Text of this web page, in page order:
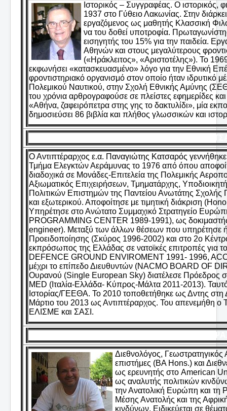
Ιστορικός – Συγγραφέας. Ο ιστορικός,
1937 στο Γύθειο Λακωνίας. Στην
εργαζόμενος ως μαθητής Κλασσική
να του δοθεί υποτροφία.
εισηγητής του 15% για την παιδεία.
Αθηνών και στους μεγαλύτερους
(«Ηράκλειτος», «Αριστοτέλης»). Το
εκφωνήσει «κατασκευασμένο» λόγο για την Εθνική
φροντιστηριακό οργανισμό στον οποίο ήταν
Πολεμικού Ναυτικού, στην Σχολή Εθνικής Αμύνης
του χρόνια αρθρογραφούσε σε πλείστες εφημερίδες
«Αθήνα, ζαφειρόπετρα στης γης το δακτυλίδι», μία
δημοσιεύσει 86 βιβλία και πλήθος γλωσσικών και
Ο Αντιπτέραρχος ε.α. Παναγιώτης Κατσαρός
Τμήμα Ελεγκτών Αεράμυνας το 1976 από όπου
διαδοχικά σε Μονάδες-Επιτελεία της Πολεμικής
Αξιωματικός Επιχειρήσεων, Τμηματάρχης,
Πολιτικών Επιστημών της Παντείου Ανωτάτης
και εξωτερικού. Αποφοίτησε με τιμητική διάκριση
Υπηρέτησε στο Ανώτατο Συμμαχικό Στρατηγείο
PROGRAMMING CENTER 1989-1991), ως
engineer). Μεταξύ των άλλων θέσεων που υπηρέτησε
Προειδοποίησης (Σκύρος 1996-2002) και στο 2ο
εκπρόσωπος της Ελλάδας σε νατοϊκές επιτροπές
DEFENCE GROUND ENVIROMENT 1991- 1996,
μέχρι το επίπεδο Διευθυντών (NACMO BOARD OF
Ουρανού (Single European Sky) διατέλεσε
MED (Ιταλία-Ελλάδα- Κύπρος-Μάλτα 2011-2013).
Ιστορίας/ΓΕΕΘΑ. Το 2010 τοποθετήθηκε ως Δντης
Μάρτιο του 2013 ως Αντιπτέραρχος. Του απενεμήθη ο
ΕΛΙΣΜΕ και ΣΑΣΙ.
Διεθνολόγος,
επιστήμες (BA Hons.) και
ως ερευνητής στο American
ως αναλυτής πολιτικών
την Ανατολική Ευρώπη και τη
Μέσης Ανατολής και της
κινδύνων. Ειδικεύεται σε